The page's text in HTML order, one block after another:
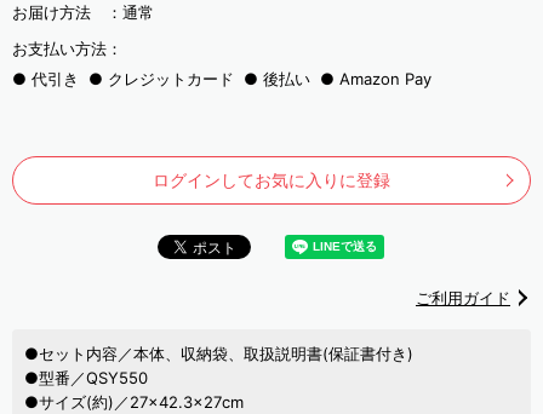
お届け方法 ： 通常
お支払い方法：
代引き
クレジットカード 後払い Amazon Pay
ログインしてお気に入りに登録
ご利用ガイド
●セット内容／本体、収納袋、取扱説明書(保証書付き)
●型番／QSY550
●サイズ(約)／27×42.3×27cm